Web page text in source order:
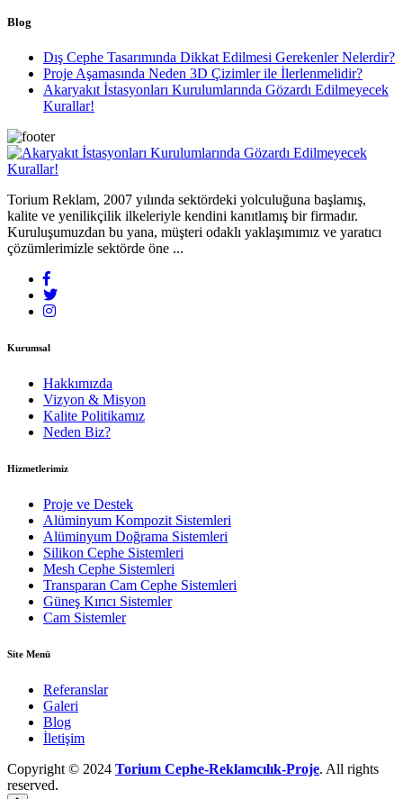
Blog
Dış Cephe Tasarımında Dikkat Edilmesi Gerekenler Nelerdir?
Proje Aşamasında Neden 3D Çizimler ile İlerlenmelidir?
Akaryakıt İstasyonları Kurulumlarında Gözardı Edilmeyecek
Kurallar!
Torium Reklam, 2007 yılında sektördeki yolculuğuna başlamış,
kalite ve yenilikçilik ilkeleriyle kendini kanıtlamış bir firmadır.
Kuruluşumuzdan bu yana, müşteri odaklı yaklaşımımız ve yaratıcı
çözümlerimizle sektörde öne ...
Kurumsal
Hakkımızda
Vizyon & Misyon
Kalite Politikamız
Neden Biz?
Hizmetlerimiz
Proje ve Destek
Alüminyum Kompozit Sistemleri
Alüminyum Doğrama Sistemleri
Silikon Cephe Sistemleri
Mesh Cephe Sistemleri
Transparan Cam Cephe Sistemleri
Güneş Kırıcı Sistemler
Cam Sistemler
Site Menü
Referanslar
Galeri
Blog
İletişim
Copyright © 2024 Torium Cephe-Reklamcılık-Proje. All rights
reserved.